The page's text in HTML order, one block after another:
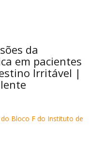
da
em pacientes
Irritável |
Bloco F do Instituto de